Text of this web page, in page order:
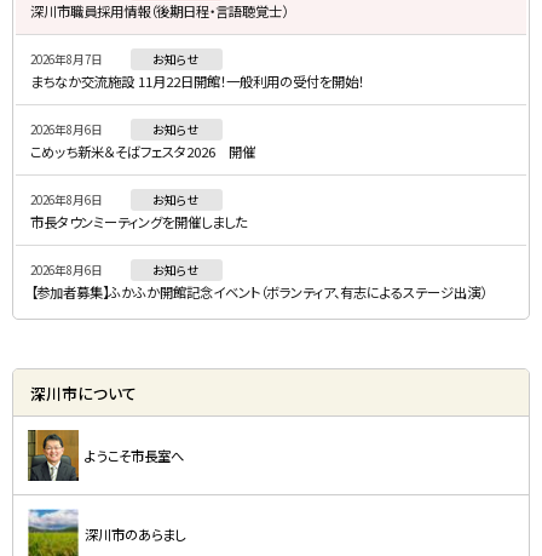
・
メ
ニ
ュ
ー
深川市職員採用情報（後期日程・言語聴覚士）
2026年8月7日 お知らせ
まちなか交流施設 11月22日開館！一般利用の受付を開始！
2026年8月6日 お知らせ
こめッち新米＆そばフェスタ2026 開催
2026年8月6日 お知らせ
市長タウンミーティングを開催しました
2026年8月6日 お知らせ
【参加者募集】ふかふか開館記念イベント（ボランティア、有志によるステージ出演）
深川市について
ようこそ市長室へ
深川市のあらまし